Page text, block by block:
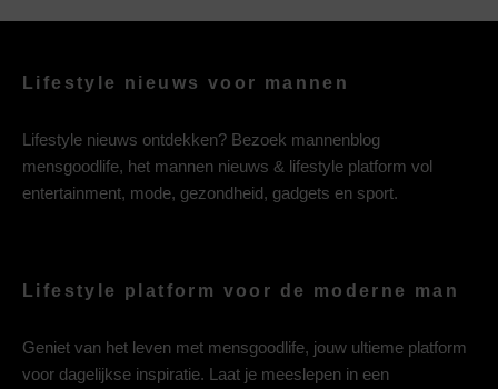
Lifestyle nieuws voor mannen
Lifestyle nieuws ontdekken? Bezoek mannenblog
mensgoodlife, het mannen nieuws & lifestyle platform vol
entertainment, mode, gezondheid, gadgets en sport.
Lifestyle platform voor de moderne man
Geniet van het leven met mensgoodlife, jouw ultieme platform
voor dagelijkse inspiratie. Laat je meeslepen in een